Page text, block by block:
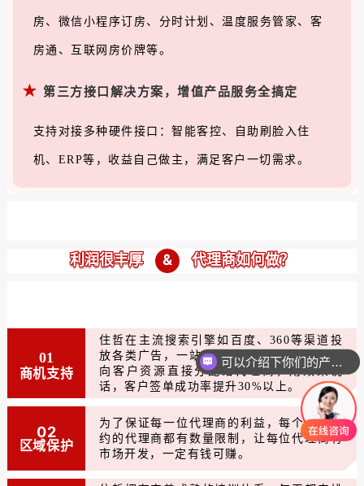
房、微信小程序订房、分时计划、温度服务管家、客
房通、互联网房价牌等。
★ 第三方接口解决方案，增值产品服务全搞定
支持对接多种硬件接口：智能客控、自助刷脸入住
机、ERP等，收益自己做主，满足客户一切需求。
利润很丰厚 & 代理商如何做？
01
商机支持
住哲在主流搜索引擎如百度、360等渠道投
放各类广告，一站式推广，全方位曝光，意
向客户资源直接分配给代理商，用效果说
话，客户签单成功率提升30%以上。
02
区域保护
为了保证每一位代理商的利益，每个地区签
约的代理商都有数量限制，让每位代理商有
市场开发，一定有钱可赚。